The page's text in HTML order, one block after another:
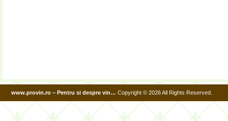
www.provin.ro – Pentru si despre vin… Copyright © 2026 All Rights Reserved.